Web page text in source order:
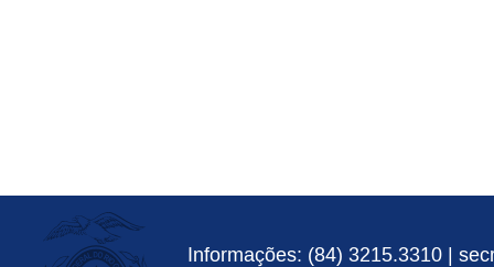
Informações: (84) 3215.3310 |